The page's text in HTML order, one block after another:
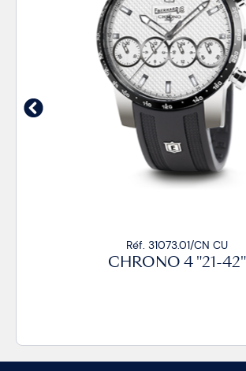
Réf. 31073.01/CN CU
CHRONO 4 "21-42"